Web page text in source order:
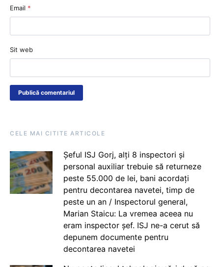
Email *
Sit web
CELE MAI CITITE ARTICOLE
Șeful ISJ Gorj, alți 8 inspectori și
personal auxiliar trebuie să returneze
peste 55.000 de lei, bani acordați
pentru decontarea navetei, timp de
peste un an / Inspectorul general,
Marian Staicu: La vremea aceea nu
eram inspector șef. ISJ ne-a cerut să
depunem documente pentru
decontarea navetei